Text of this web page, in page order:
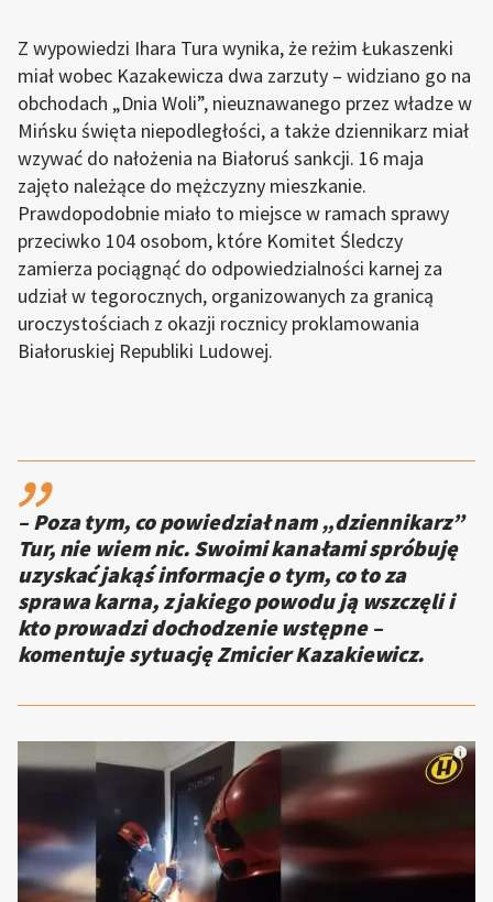
Z wypowiedzi Ihara Tura wynika, że reżim Łukaszenki
miał wobec Kazakewicza dwa zarzuty – widziano go na
obchodach „Dnia Woli”, nieuznawanego przez władze w
Mińsku święta niepodległości, a także dziennikarz miał
wzywać do nałożenia na Białoruś sankcji. 16 maja
zajęto należące do mężczyzny mieszkanie.
Prawdopodobnie miało to miejsce w ramach sprawy
przeciwko 104 osobom, które Komitet Śledczy
zamierza pociągnąć do odpowiedzialności karnej za
udział w tegorocznych, organizowanych za granicą
uroczystościach z okazji rocznicy proklamowania
Białoruskiej Republiki Ludowej.
,,
– Poza tym, co powiedział nam „dziennikarz”
Tur, nie wiem nic. Swoimi kanałami spróbuję
uzyskać jakąś informacje o tym, co to za
sprawa karna, z jakiego powodu ją wszczęli i
kto prowadzi dochodzenie wstępne –
komentuje sytuację Zmicier Kazakiewicz.